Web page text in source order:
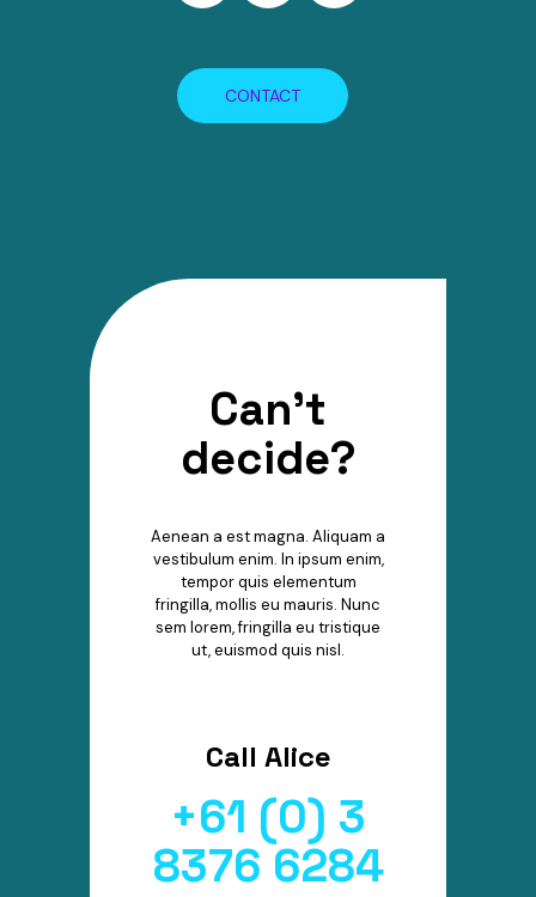
CONTACT
Can’t
decide?
Aenean a est magna. Aliquam a
vestibulum enim. In ipsum enim,
tempor quis elementum
fringilla, mollis eu mauris. Nunc
sem lorem, fringilla eu tristique
ut, euismod quis nisl.
Call Alice
+61 (0) 3
8376 6284